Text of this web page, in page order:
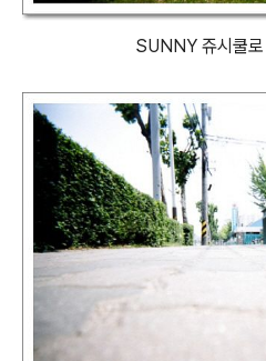
SUNNY 쥬시쿨